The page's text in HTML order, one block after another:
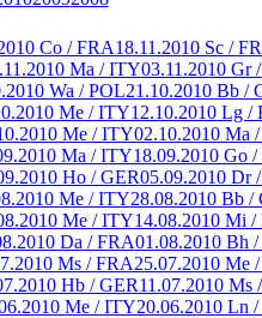
Co / FRA18.11.2010 Sc /
Ma / ITY03.11.2010 Gr
Wa / POL21.10.2010 Bb /
Me / ITY12.10.2010 Lg /
Me / ITY02.10.2010 Ma
Ma / ITY18.09.2010 Go /
Ho / GER05.09.2010 Dr
Me / ITY28.08.2010 Bb /
Me / ITY14.08.2010 Mi /
Da / FRA01.08.2010 Bh /
Ms / FRA25.07.2010 Me
Hb / GER11.07.2010 Ms
Me / ITY20.06.2010 Ln